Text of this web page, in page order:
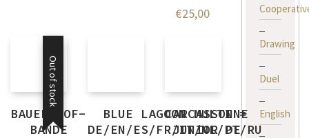
€25,00
Out of stock
BAUERNHOF-
BANDE
BLUE LAGOON MULTI =
DE/EN/ES/FR/IT/NL/PT/RU
CARCASSONNE
JUNIOR DE
Drawing
Duel
English